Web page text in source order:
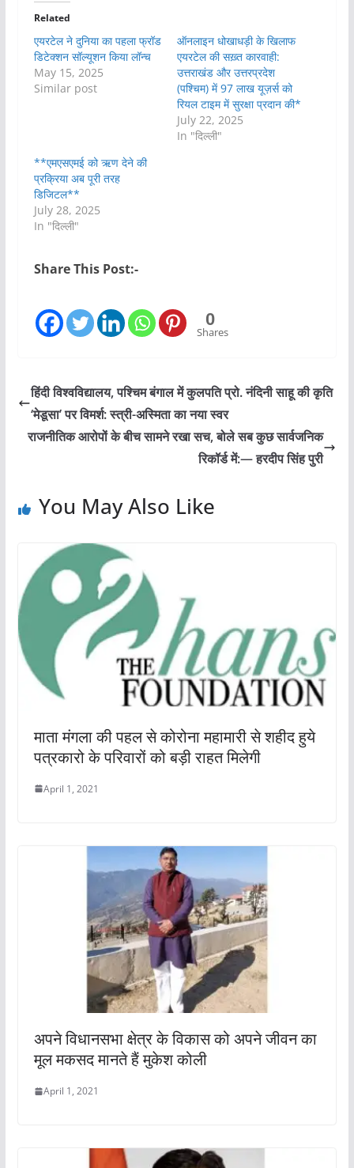
Related
एयरटेल ने दुनिया का पहला फ्रॉड
डिटेक्शन सॉल्यूशन किया लॉन्च
May 15, 2025
Similar post
ऑनलाइन धोखाधड़ी के खिलाफ
एयरटेल की सख़्त कारवाही:
उत्तराखंड और उत्तरप्रदेश
(पश्चिम) में 97 लाख यूज़र्स को
रियल टाइम में सुरक्षा प्रदान की*
July 22, 2025
In "दिल्ली"
**एमएसएमई को ऋण देने की
प्रक्रिया अब पूरी तरह
डिजिटल**
July 28, 2025
In "दिल्ली"
Share This Post:-
0
Shares
हिंदी विश्वविद्यालय, पश्चिम बंगाल में कुलपति प्रो. नंदिनी साहू की कृति
‘मेडूसा’ पर विमर्श: स्त्री-अस्मिता का नया स्वर
राजनीतिक आरोपों के बीच सामने रखा सच, बोले सब कुछ सार्वजनिक
रिकॉर्ड में:— हरदीप सिंह पुरी
You May Also Like
माता मंगला की पहल से कोरोना महामारी से शहीद हुये
पत्रकारो के परिवारों को बड़ी राहत मिलेगी
April 1, 2021
अपने विधानसभा क्षेत्र के विकास को अपने जीवन का
मूल मकसद मानते हैं मुकेश कोली
April 1, 2021